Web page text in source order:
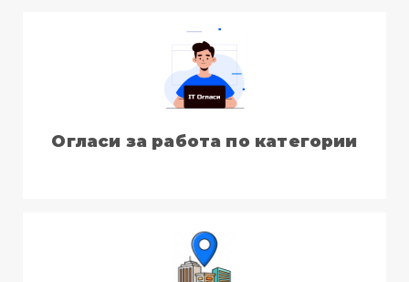
Огласи за работа по категории